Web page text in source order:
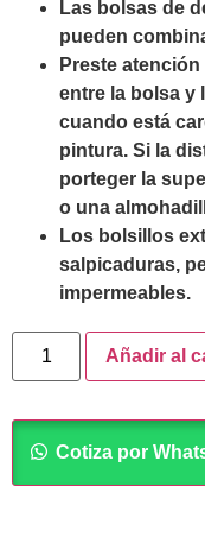
Las bolsas de
pueden
Preste
entre la bolsa y
cuando está
pintura. Si la
porteger la
o una
Los bolsillos
salpicaduras,
impermeables.
Añadir al
Cotiza por